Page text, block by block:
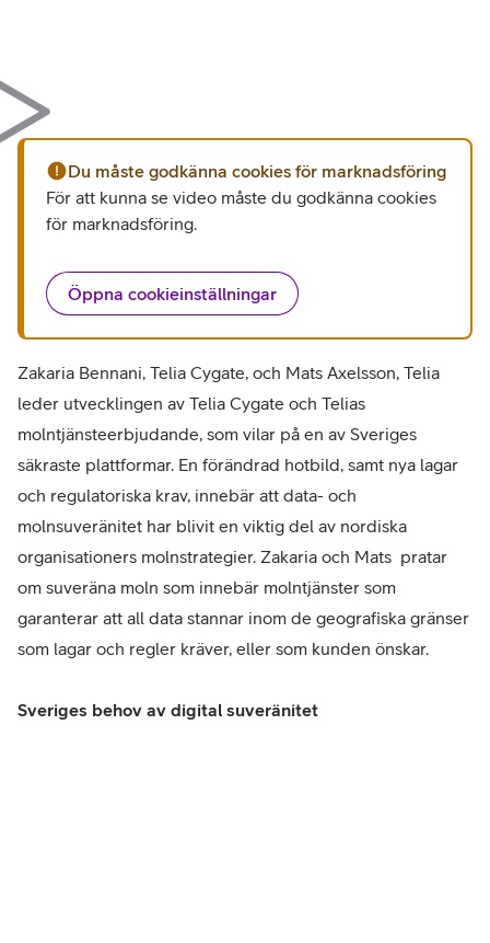
Du måste godkänna cookies för marknadsföring
För att kunna se video måste du godkänna cookies
för marknadsföring.
Öppna cookieinställningar
Zakaria Bennani, Telia Cygate, och Mats Axelsson, Telia
leder utvecklingen av Telia Cygate och Telias
molntjänsteerbjudande, som vilar på en av Sveriges
säkraste plattformar. En förändrad hotbild, samt nya lagar
och regulatoriska krav, innebär att data- och
molnsuveränitet har blivit en viktig del av nordiska
organisationers molnstrategier. Zakaria och Mats pratar
om suveräna moln som innebär molntjänster som
garanterar att all data stannar inom de geografiska gränser
som lagar och regler kräver, eller som kunden önskar.
Sveriges behov av digital suveränitet